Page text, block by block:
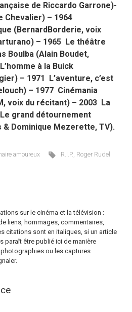
de Riccardo Garrone)-
Chevalier) – 1964
(BernardBorderie, voix
– 1965 Le théâtre
Boulba (Alain Boudet,
à la Buick
– 1971 L’aventure, c’est
– 1977 Cinémania
voix du récitant) – 2003 La
grand détournement
& Dominique Mezerette, TV).
amoureux R.I.P., Roger Rudel
sur le cinéma et la télévision :
liens, hommages, commentaires,
citations sont en italiques, si un article
paraît être publié ici de manière
ou les captures